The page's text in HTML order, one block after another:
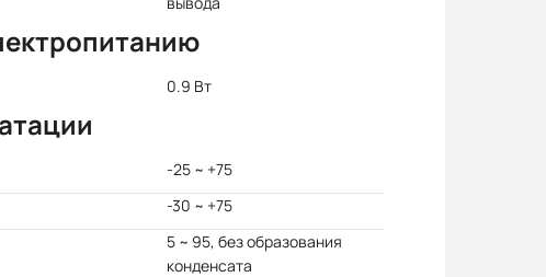
0.9 Вт
-25 ~ +75
-30 ~ +75
5 ~ 95, без образования
конденсата